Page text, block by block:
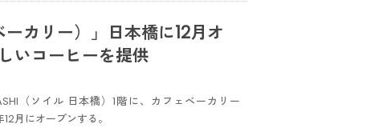
カリー）」日本橋に12月オ
いコーヒーを提供
（ソイル 日本橋）1階に、カフェベーカリー
月にオープンする。